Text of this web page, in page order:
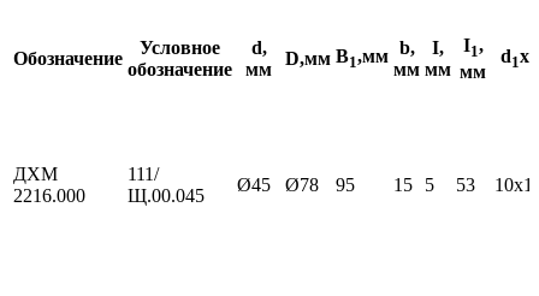
Обозначение
Условное
обозначение
d,
мм
D,мм B1,мм b,
мм
I,
мм
I1,
мм
d1x
ДХМ
2216.000
111/
Щ.00.045
Ø45 Ø78 95 15 5 53 10х1